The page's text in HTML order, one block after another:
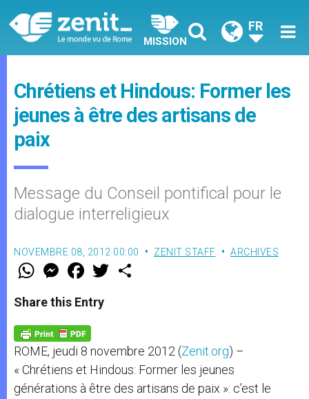
MISSION
FR
Chrétiens et Hindous: Former les
jeunes à être des artisans de
paix
Message du Conseil pontifical pour le
dialogue interreligieux
NOVEMBRE 08, 2012 00:00 ZENIT STAFF ARCHIVES
W
t
s
p
p
M
e
s
e
g
e
r
F
a
e
b
o
k
w
Share this Entry
ROME, jeudi 8 novembre 2012 (Zenit.org) –
« Chrétiens et Hindous: Former les jeunes
générations à être des artisans de paix »: c’est le